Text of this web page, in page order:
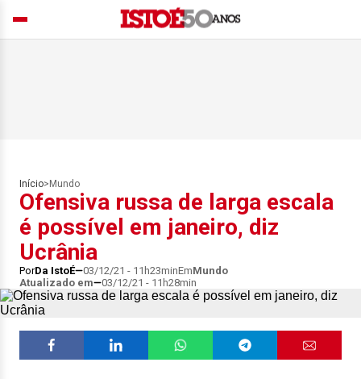
Início> Mundo
Ofensiva russa de larga escala
é possível em janeiro, diz
Ucrânia
PorDa IstoÉ 03/12/21 - 11h23minEmMundo
Atualizado em
03/12/21 - 11h28min